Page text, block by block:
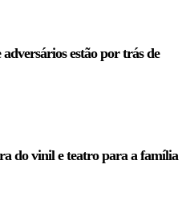
estão por trás de
do vinil e teatro para a família